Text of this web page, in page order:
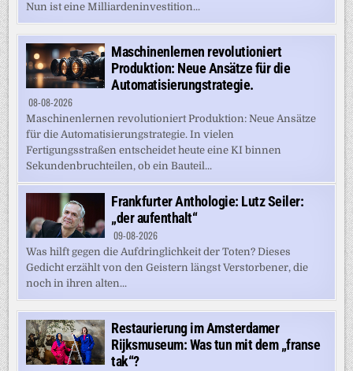
Nun ist eine Milliardeninvestition...
Maschinenlernen revolutioniert
Produktion: Neue Ansätze für die
Automatisierungstrategie.
08-08-2026
Maschinenlernen revolutioniert Produktion: Neue Ansätze
für die Automatisierungstrategie. In vielen
Fertigungsstraßen entscheidet heute eine KI binnen
Sekundenbruchteilen, ob ein Bauteil...
Frankfurter Anthologie: Lutz Seiler:
„der aufenthalt“
09-08-2026
Was hilft gegen die Aufdringlichkeit der Toten? Dieses
Gedicht erzählt von den Geistern längst Verstorbener, die
noch in ihren alten...
Restaurierung im Amsterdamer
Rijksmuseum: Was tun mit dem „franse
tak“?